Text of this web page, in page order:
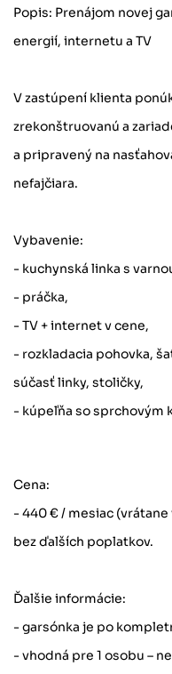
Popis: Prenájom novej
energií, internetu a TV
V zastúpení klienta
zrekonštruovanú a
a pripravený na
nefajčiara.
Vybavenie:
- kuchynská linka s
- práčka,
- TV + internet v cene,
- rozkladacia pohovka,
súčasť linky, stoličky,
- kúpeľňa so sprchovým
Cena:
- 440 € / mesiac
bez ďalších poplatkov.
Ďalšie informácie:
- garsónka je po
- vhodná pre 1 osobu –